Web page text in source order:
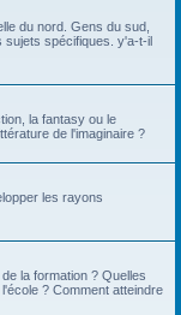
du nord. Gens du sud,
sujets spécifiques. y'a-t-il
la fantasy ou le
de l'imaginaire ?
les rayons
la formation ? Quelles
? Comment atteindre